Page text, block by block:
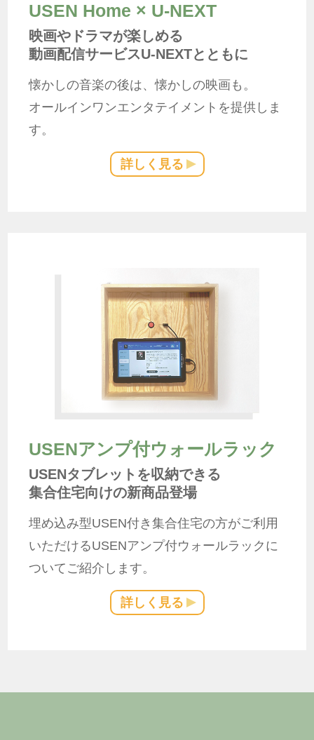
USEN Home × U-NEXT
映画やドラマが楽しめる
動画配信サービスU-NEXTとともに
懐かしの音楽の後は、懐かしの映画も。
オールインワンエンタテイメントを提供しま
す。
詳しく見る
USENアンプ付ウォールラック
USENタブレットを収納できる
集合住宅向けの新商品登場
埋め込み型USEN付き集合住宅の方がご利用
いただけるUSENアンプ付ウォールラックに
ついてご紹介します。
詳しく見る